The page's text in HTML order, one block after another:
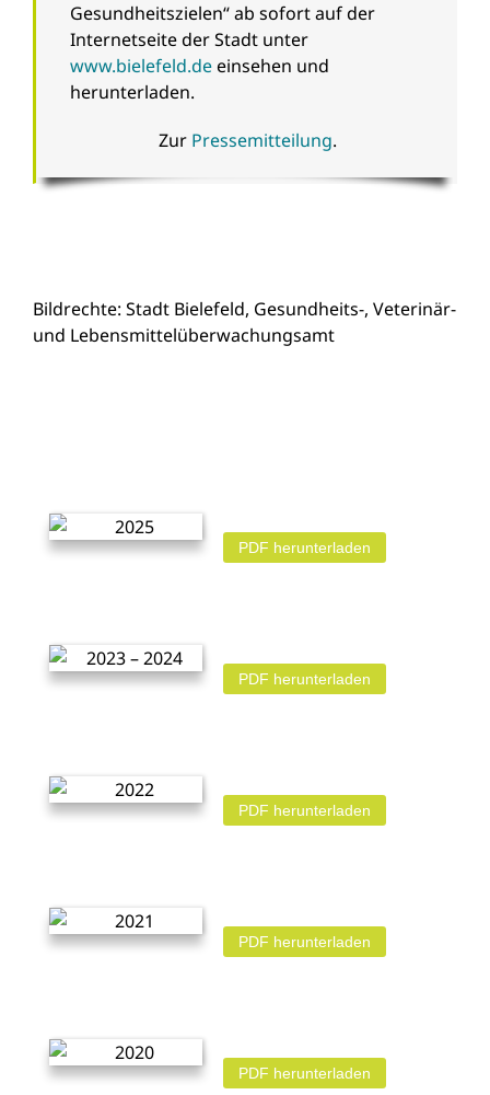
Gesundheitszielen“ ab sofort auf der
Internetseite der Stadt unter
www.bielefeld.deeinsehen und
herunterladen.
Zur Pressemitteilung.
Bildrechte: Stadt Bielefeld, Gesundheits-, Veterinär-
und Lebensmittelüberwachungsamt
PDF herunterladen
PDF herunterladen
PDF herunterladen
PDF herunterladen
PDF herunterladen